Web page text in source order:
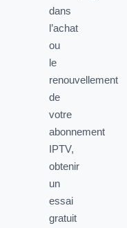
dans
l’achat
ou
le
renouvellement
de
votre
abonnement
IPTV,
obtenir
un
essai
gratuit